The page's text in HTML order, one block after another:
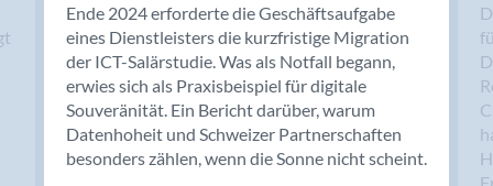
Bendern
Benken (SG)
Bergdietikon
Berlin
Bern
Bern - Liebefeld
Ende 2024 erforderte die Geschäftsaufgabe
eines Dienstleisters die kurzfristige Migration
der ICT-Salärstudie. Was als Notfall begann,
erwies sich als Praxisbeispiel für digitale
Souveränität. Ein Bericht darüber, warum
Datenhoheit und Schweizer Partnerschaften
besonders zählen, wenn die Sonne nicht scheint.